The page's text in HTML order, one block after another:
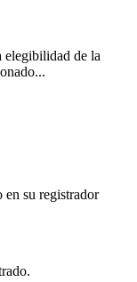
elegibilidad de la
en su registrador